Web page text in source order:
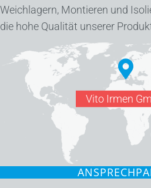
Weichlagern, Montieren und
die hohe Qualität unserer
Vito Irmen